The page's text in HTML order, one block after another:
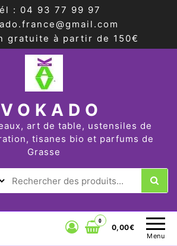
: 04 93 77 99 97
gratuite à partir de 150€
art de table, ustensiles de
tisanes bio et parfums de
Grasse
Menu
0
0,00€